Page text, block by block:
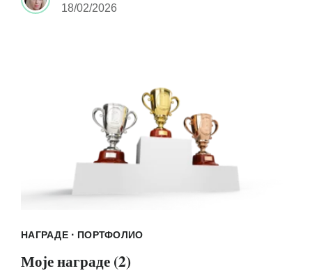
18/02/2026
НАГРАДЕ · ПОРТФОЛИО
Моје награде (2)